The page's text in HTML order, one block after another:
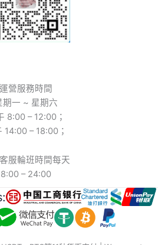
運營服務時間
期一 ~ 星期六
8:00 – 12:00；
14:00 – 18:00；
服輪班時間每天
8:00 – 24:00